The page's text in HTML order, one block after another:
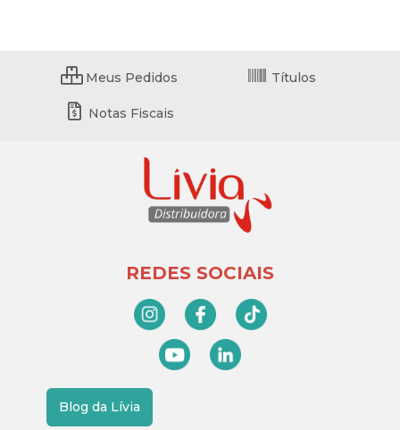
Meus Pedidos Títulos
Notas Fiscais
REDES SOCIAIS
Blog da Lívia